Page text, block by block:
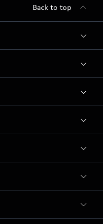
Back to top